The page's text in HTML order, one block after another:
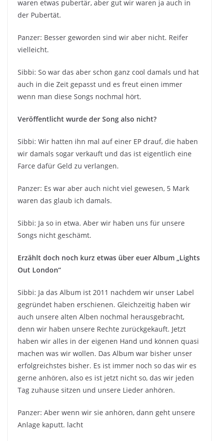
waren etwas pubertär, aber gut wir waren ja auch in
der Pubertät.
Panzer: Besser geworden sind wir aber nicht. Reifer
vielleicht.
Sibbi: So war das aber schon ganz cool damals und hat
auch in die Zeit gepasst und es freut einen immer
wenn man diese Songs nochmal hört.
Veröffentlicht wurde der Song also nicht?
Sibbi: Wir hatten ihn mal auf einer EP drauf, die haben
wir damals sogar verkauft und das ist eigentlich eine
Farce dafür Geld zu verlangen.
Panzer: Es war aber auch nicht viel gewesen, 5 Mark
waren das glaub ich damals.
Sibbi: Ja so in etwa. Aber wir haben uns für unsere
Songs nicht geschämt.
Erzählt doch noch kurz etwas über euer Album „Lights
Out London“
Sibbi: Ja das Album ist 2011 nachdem wir unser Label
gegründet haben erschienen. Gleichzeitig haben wir
auch unsere alten Alben nochmal herausgebracht,
denn wir haben unsere Rechte zurückgekauft. Jetzt
haben wir alles in der eigenen Hand und können quasi
machen was wir wollen. Das Album war bisher unser
erfolgreichstes bisher. Es ist immer noch so das wir es
gerne anhören, also es ist jetzt nicht so, das wir jeden
Tag zuhause sitzen und unsere Lieder anhören.
Panzer: Aber wenn wir sie anhören, dann geht unsere
Anlage kaputt. lacht